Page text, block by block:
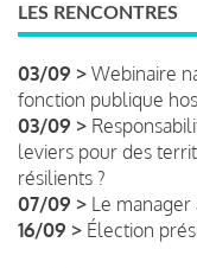
LES RENCONTRES
03/09 > Webinaire
fonction publique
03/09 >
leviers pour des
résilients ?
07/09 > Le
16/09 > Élection